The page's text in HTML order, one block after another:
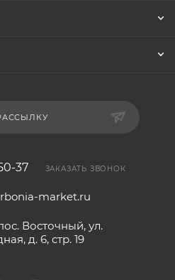
37 ЗАКАЗАТЬ ЗВОНОК
market.ru
Восточный, ул.
д. 6, стр. 19